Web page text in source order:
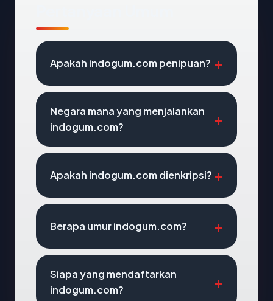
Apakah indogum.com penipuan?
Negara mana yang menjalankan
indogum.com?
Apakah indogum.com dienkripsi?
Berapa umur indogum.com?
Siapa yang mendaftarkan
indogum.com?